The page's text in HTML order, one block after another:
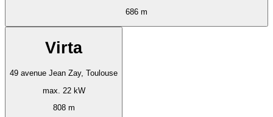
686 m
Virta
49 avenue Jean Zay, Toulouse
max. 22 kW
808 m